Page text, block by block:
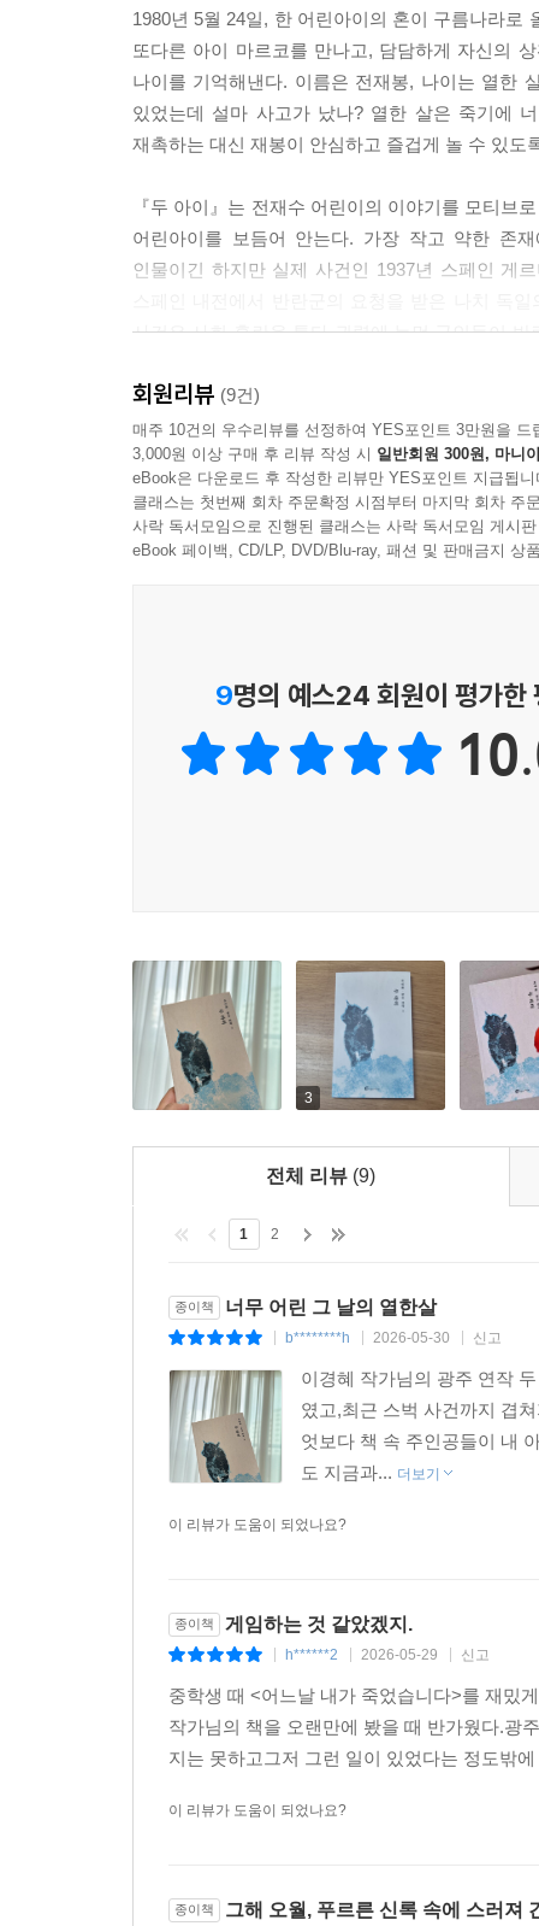
들이 데모를 해서 군인들이 다 잡아가고 난리가 났
--- p. 47
재봉은 마르코를 보며 물었다.
“저 아저씨가 왜 나를 쐈지? 내가 그렇게 환영하며
마르코는 발을 구르며 울부짖는 재봉을 가만히 지
43년 전 자기 모습이 떠올랐다.
“있잖아, 재봉! 우린 다 슬프게 죽은 아이들이지
슷해! 비슷하면 말이지. 말하지 않아도 딱 통하잖
--- p. 87
1980년 5월 24일, 한 어린아이의 혼이 구름나라로
또다른 아이 마르코를 만나고, 담담하게 자신의
나이를 기억해낸다. 이름은 전재봉, 나이는 열한
있었는데 설마 사고가 났나? 열한 살은 죽기에
재촉하는 대신 재봉이 안심하고 즐겁게 놀 수 있
『두 아이』는 전재수 어린이의 이야기를 모티브
어린아이를 보듬어 안는다. 가장 작고 약한 존
인물이긴 하지만 실제 사건인 1937년 스페인 게
사건은 사회 혼란을 틈타 권력에 눈먼 군인들이
두 아이는 구름나라에서 열한 살 아이답게 신나
즐거워하던 재봉이 천천히 기억을 떠올리면서
갑작스럽게 쏟아진 총탄, 그리고 남은 가족들의
어떻게 그런 일이 가능할까? “저 아저씨가 왜 나
눈물을 줄줄 흘리며 애통해하는 동안 잠자코
『두 아이』는 『명령』과 『그는 오지 않았다
광주까지 43년이라는 시간이 놓여 있었다면,
송암동 학살 사건은 물론, 80년 광주의 희생자
회원리뷰 (9건)
매주 10건의 우수리뷰를 선정하여 YES포인트 3만원을 드
3,000원 이상 구매 후 리뷰 작성 시 일반회원 300원, 마니
eBook은 다운로드 후 작성한 리뷰만 YES포인트 지급됩니
클래스는 첫번째 회차 주문확정 시점부터 마지막 회차 주
사락 독서모임으로 진행된 클래스는 사락 독서모임 게시
eBook 페이백, CD/LP, DVD/Blu-ray, 패션 및 판매금지 상
9명의 예스24 회원이 평가한
3
전체 리뷰 (9)
1 2
종이책 너무 어린 그 날의 열한살
b********h 2026-05-30 신고
이경혜 작가님의 광주 연작
였고,최근 스벅 사건까지 겹
엇보다 책 속 주인공들이 내
도 지금과... 더보기
이 리뷰가 도움이 되었나요?
종이책 게임하는 것 같았겠지.
h******2 2026-05-29 신고
중학생 때 <어느날 내가 죽었습니다>를 재밌
작가님의 책을 오랜만에 봤을 때 반가웠다.광
지는 못하고그저 그런 일이 있었다는 정도밖
이 리뷰가 도움이 되었나요?
종이책 그해 오월, 푸르른 신록 속에 스러져